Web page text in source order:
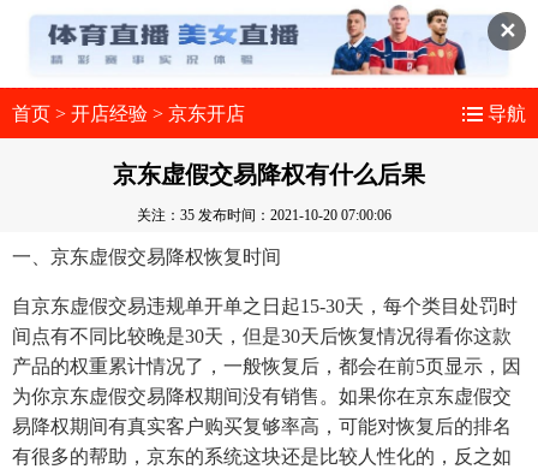
✕
首页 > 开店经验 > 京东开店 导航
京东虚假交易降权有什么后果
关注：35 发布时间：2021-10-20 07:00:06
一、京东虚假交易降权恢复时间
自京东虚假交易违规单开单之日起15-30天，每个类目处罚时
间点有不同比较晚是30天，但是30天后恢复情况得看你这款
产品的权重累计情况了，一般恢复后，都会在前5页显示，因
为你京东虚假交易降权期间没有销售。如果你在京东虚假交
易降权期间有真实客户购买复够率高，可能对恢复后的排名
有很多的帮助，京东的系统这块还是比较人性化的，反之如